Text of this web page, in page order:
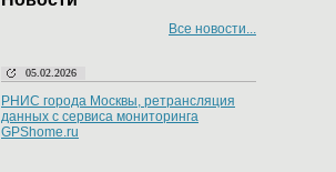
Все новости...
05.02.2026
РНИС города Москвы, ретрансляция
данных с сервиса мониторинга
GPShome.ru